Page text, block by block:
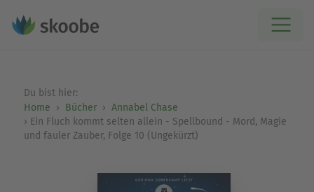
Du bist hier:
Home
Bücher
Annabel Chase
Ein Fluch kommt selten allein - Spellbound - Mord, Magie
und fauler Zauber, Folge 10 (Ungekürzt)